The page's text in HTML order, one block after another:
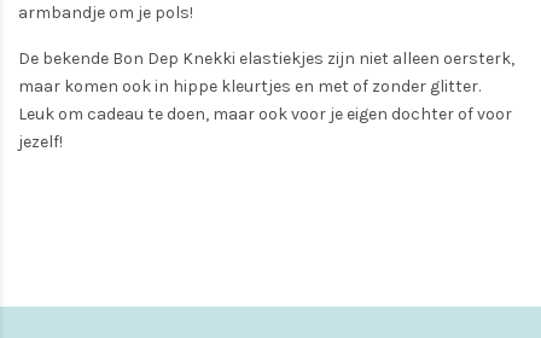
armbandje om je pols!
De bekende Bon Dep Knekki elastiekjes zijn niet alleen oersterk,
maar komen ook in hippe kleurtjes en met of zonder glitter.
Leuk om cadeau te doen, maar ook voor je eigen dochter of voor
jezelf!